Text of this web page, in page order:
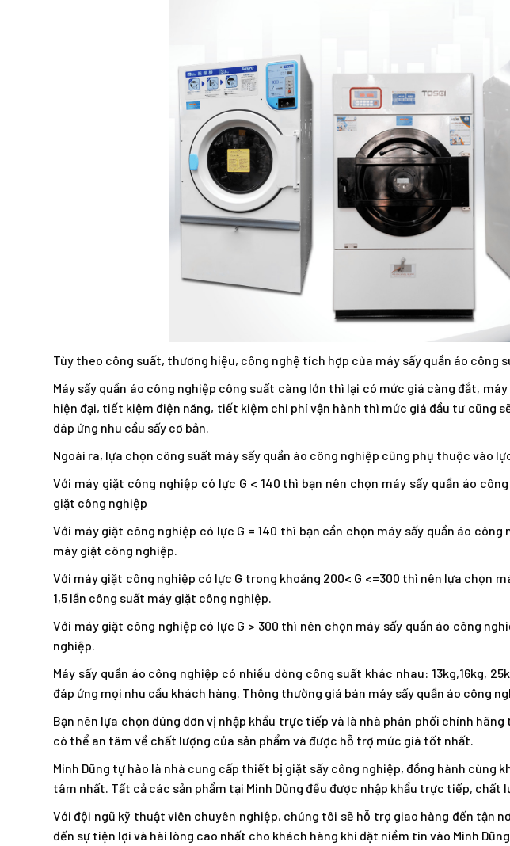
Tùy theo công suất, thương hiệu, công nghệ tích hợp của máy sấy quần áo công
Máy sấy quần áo công nghiệp công suất càng lớn thì lại có mức giá càng đắt,
hiện đại, tiết kiệm điện năng, tiết kiệm chi phí vận hành thì mức giá đầu tư cũng
đáp ứng nhu cầu sấy cơ bản.
Ngoài ra, lựa chọn công suất máy sấy quần áo công nghiệp cũng phụ thuộc vào
Với máy giặt công nghiệp có lực G < 140 thì bạn nên chọn máy sấy quần áo
giặt công nghiệp
Với máy giặt công nghiệp có lực G = 140 thì bạn cần chọn máy sấy quần áo công
máy giặt công nghiệp.
Với máy giặt công nghiệp có lực G trong khoảng 200< G <=300 thì nên lựa chọn
1,5 lần công suất máy giặt công nghiệp.
Với máy giặt công nghiệp có lực G > 300 thì nên chọn máy sấy quần áo công
nghiệp.
Máy sấy quần áo công nghiệp có nhiều dòng công suất khác nhau: 13kg,16kg,
đáp ứng mọi nhu cầu khách hàng. Thông thường giá bán máy sấy quần áo công
Bạn nên lựa chọn đúng đơn vị nhập khẩu trực tiếp và là nhà phân phối chính
có thể an tâm về chất lượng của sản phẩm và được hỗ trợ mức giá tốt nhất.
Minh Dũng tự hào là nhà cung cấp thiết bị giặt sấy công nghiệp, đồng hành cùng
tâm nhất. Tất cả các sản phẩm tại Minh Dũng đều được nhập khẩu trực tiếp, chất
Với đội ngũ kỹ thuật viên chuyên nghiệp, chúng tôi sẽ hỗ trợ giao hàng đến tận
đến sự tiện lợi và hài lòng cao nhất cho khách hàng khi đặt niềm tin vào Minh Dũng